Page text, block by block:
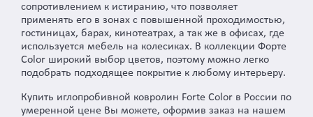
сопротивлением к истиранию, что позволяет
применять его в зонах с повышенной проходимостью,
гостиницах, барах, кинотеатрах, а так же в офисах, где
используется мебель на колесиках. В коллекции Форте
Color широкий выбор цветов, поэтому можно легко
подобрать подходящее покрытие к любому интерьеру.
Купить иглопробивной ковролин Forte Color в России по
умеренной цене Вы можете, оформив заказ на нашем